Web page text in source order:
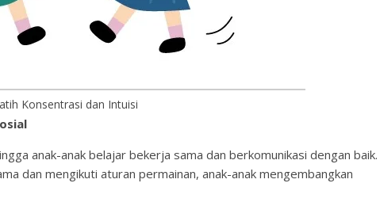
Konsentrasi dan Intuisi
anak-anak belajar bekerja sama dan berkomunikasi dengan baik.
dan mengikuti aturan permainan, anak-anak mengembangkan